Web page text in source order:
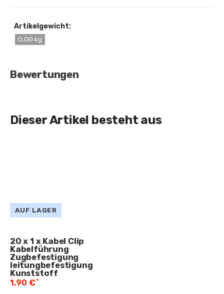
Artikelgewicht:
0,00 kg
Bewertungen
Dieser Artikel besteht aus
AUF LAGER
20 x 1 x Kabel Clip
Kabelführung
Zugbefestigung
leitungbefestigung
Kunststoff
1,90 €*